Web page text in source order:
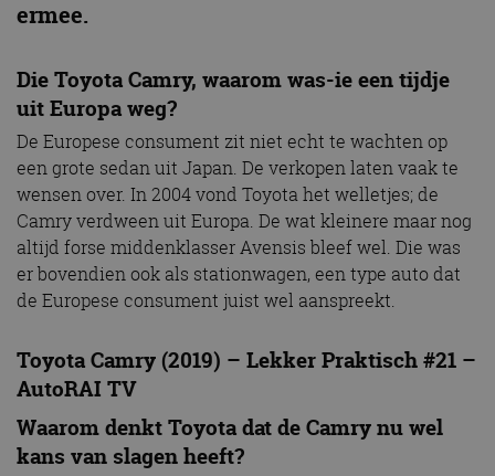
ermee.
Die Toyota Camry, waarom was-ie een tijdje
uit Europa weg?
De Europese consument zit niet echt te wachten op
een grote sedan uit Japan. De verkopen laten vaak te
wensen over. In 2004 vond Toyota het welletjes; de
Camry verdween uit Europa. De wat kleinere maar nog
altijd forse middenklasser Avensis bleef wel. Die was
er bovendien ook als stationwagen, een type auto dat
de Europese consument juist wel aanspreekt.
Toyota Camry (2019) – Lekker Praktisch #21 –
AutoRAI TV
Waarom denkt Toyota dat de Camry nu wel
kans van slagen heeft?